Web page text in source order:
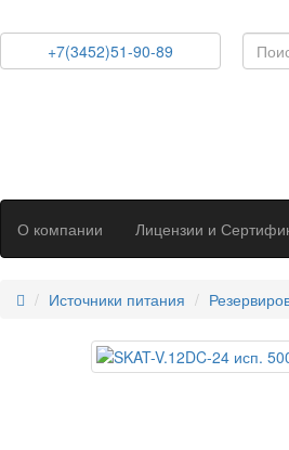
+7(3452)51-90-89
О компании Лицензии и
Источники питания